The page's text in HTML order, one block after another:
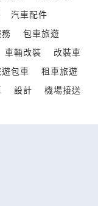
汽車配件
包車旅遊
車輛改裝
改裝車
包車
租車旅遊
設計
機場接送